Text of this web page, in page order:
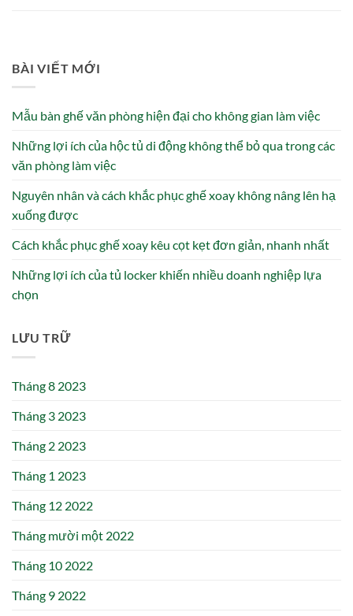
BÀI VIẾT MỚI
Mẫu bàn ghế văn phòng hiện đại cho không gian làm việc
Những lợi ích của hộc tủ di động không thể bỏ qua trong các
văn phòng làm việc
Nguyên nhân và cách khắc phục ghế xoay không nâng lên hạ
xuống được
Cách khắc phục ghế xoay kêu cọt kẹt đơn giản, nhanh nhất
Những lợi ích của tủ locker khiến nhiều doanh nghiệp lựa
chọn
LƯU TRỮ
Tháng 8 2023
Tháng 3 2023
Tháng 2 2023
Tháng 1 2023
Tháng 12 2022
Tháng mười một 2022
Tháng 10 2022
Tháng 9 2022